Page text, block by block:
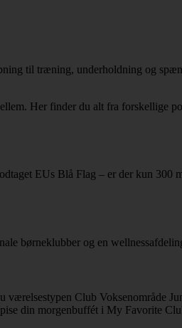
til træning, underholdning og
Her finder du alt fra forskellige
EUs Blå Flag – er der kun 300
børneklubber og en
Club Voksenområde
din morgenbuffét i My Favorite